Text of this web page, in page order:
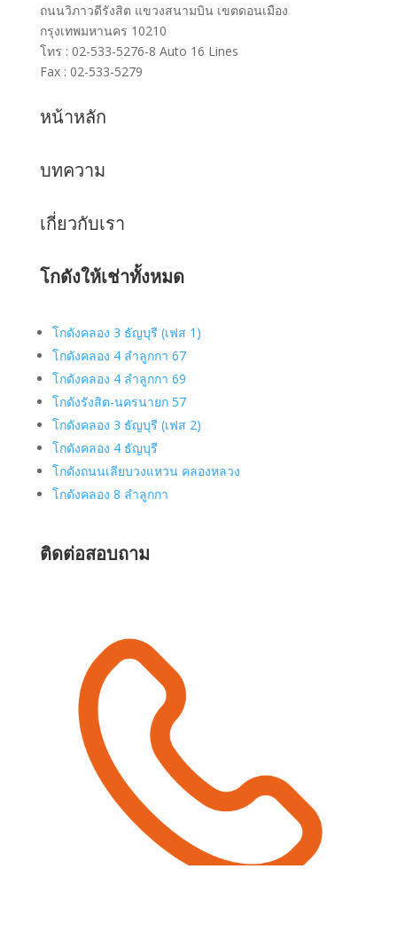
ถนนวิภาวดีรังสิต แขวงสนามบิน เขตดอนเมือง
กรุงเทพมหานคร 10210
โทร : 02-533-5276-8 Auto 16 Lines
Fax : 02-533-5279
หน้าหลัก
บทความ
เกี่ยวกับเรา
โกดังให้เช่าทั้งหมด
โกดังคลอง 3 ธัญบุรี (เฟส 1)
โกดังคลอง 4 ลำลูกกา 67
โกดังคลอง 4 ลำลูกกา 69
โกดังรังสิต-นครนายก 57
โกดังคลอง 3 ธัญบุรี (เฟส 2)
โกดังคลอง 4 ธัญบุรี
โกดังถนนเลียบวงแหวน คลองหลวง
โกดังคลอง 8 ลำลูกกา
ติดต่อสอบถาม